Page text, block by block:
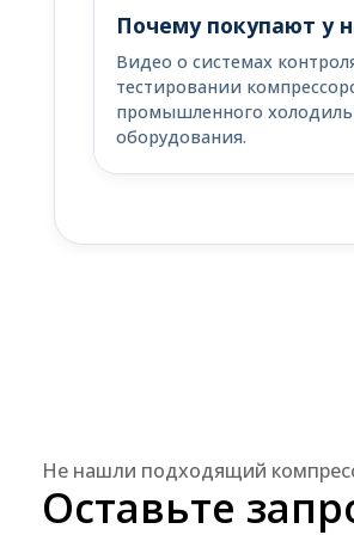
Почему покупают у
Видео о системах
тестировании
промышленного
оборудования.
Не нашли подходящий
Оставьте